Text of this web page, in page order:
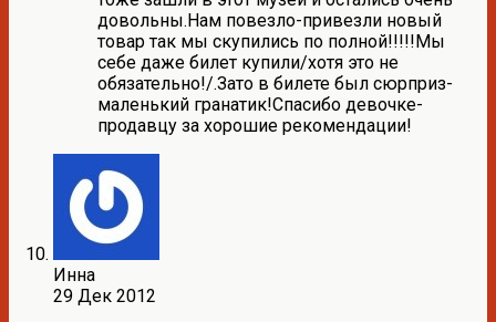
довольны.Нам повезло-привезли новый
товар так мы скупились по полной!!!!!Мы
себе даже билет купили/хотя это не
обязательно!/.Зато в билете был сюрприз-
маленький гранатик!Спасибо девочке-
продавцу за хорошие рекомендации!
Инна
29 Дек 2012